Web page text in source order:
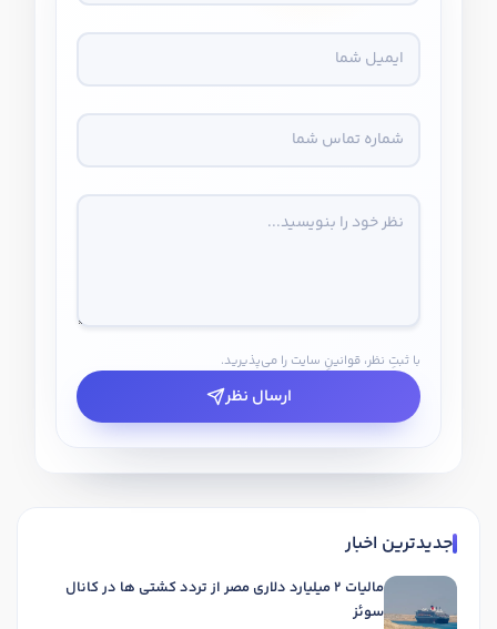
با ثبتِ نظر، قوانینِ سایت را می‌پذیرید.
ارسال نظر
جدیدترین اخبار
مالیات 2 میلیارد دلاری مصر از تردد کشتی ها در کانال
سوئز